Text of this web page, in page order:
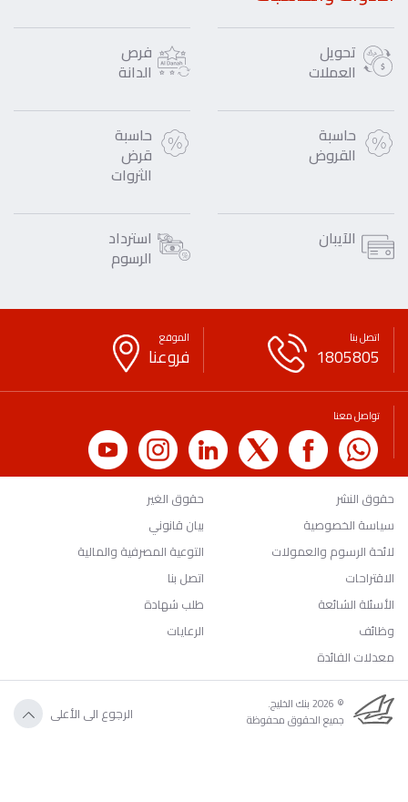
تحويل
العملات
فرص
الدانة
حاسبة
القروض
حاسبة
قرض
الثروات
الآيبان استرداد
الرسوم
اتصل بنا
1805805
الموقع
فروعنا
تواصل معنا
حقوق النشر
حقوق الغير
سياسة الخصوصية
بيان قانوني
لائحة الرسوم والعمولات
التوعية المصرفية والمالية
الاقتراحات
اتصل بنا
الأسئلة الشائعة
طلب شهادة
وظائف
الرعايات
معدلات الفائدة
© 2026 بنك الخليج.
جميع الحقوق محفوظة
الرجوع الى الأعلى